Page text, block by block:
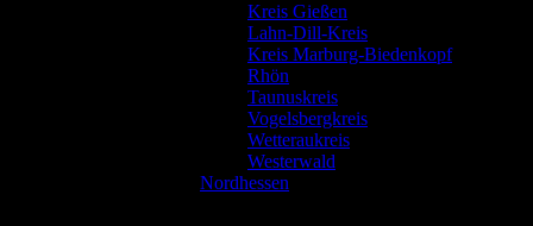
Kreis Gießen
Lahn-Dill-Kreis
Kreis Marburg-Biedenkopf
Rhön
Taunuskreis
Vogelsbergkreis
Wetteraukreis
Westerwald
Nordhessen